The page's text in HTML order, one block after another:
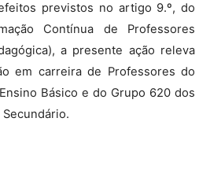
previstos no artigo 9.º, do
Contínua de Professores
a presente ação releva
em carreira de Professores do
Básico e do Grupo 620 dos